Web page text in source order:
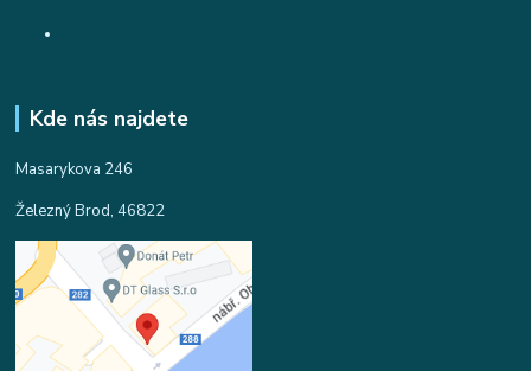
Kde nás najdete
Masarykova 246
Železný Brod, 46822